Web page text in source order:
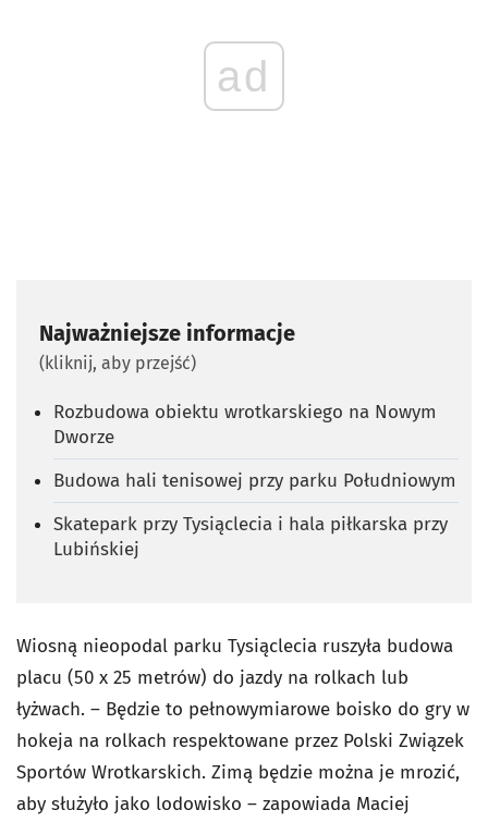
ad
Najważniejsze informacje
(kliknij, aby przejść)
Rozbudowa obiektu wrotkarskiego na Nowym
Dworze
Budowa hali tenisowej przy parku Południowym
Skatepark przy Tysiąclecia i hala piłkarska przy
Lubińskiej
Wiosną nieopodal parku Tysiąclecia ruszyła budowa
placu (50 x 25 metrów) do jazdy na rolkach lub
łyżwach. – Będzie to pełnowymiarowe boisko do gry w
hokeja na rolkach respektowane przez Polski Związek
Sportów Wrotkarskich. Zimą będzie można je mrozić,
aby służyło jako lodowisko – zapowiada Maciej